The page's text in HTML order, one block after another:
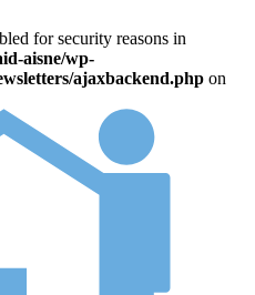
for security reasons in
aisne/wp-
ajaxbackend.php on